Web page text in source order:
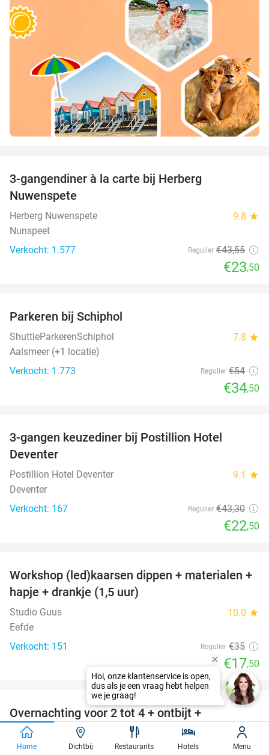
3-gangendiner à la carte bij Herberg
Nuwenspete
Herberg Nuwenspete 9.8 star
Nunspeet
Verkocht: 1.577
Regulier €43,55
€23,50
Parkeren bij Schiphol
ShuttleParkerenSchiphol 7.8 star
Aalsmeer (+1 locatie)
Verkocht: 1.773
Regulier €54
€34,50
3-gangen keuzediner bij Postillion Hotel
Deventer
Postillion Hotel Deventer 9.1 star
Deventer
Verkocht: 167
Regulier €43,30
€22,50
50%
Workshop (led)kaarsen dippen + materialen +
hapje + drankje (1,5 uur)
Studio Guus 10.0 star
Eefde
Verkocht: 151
Regulier €35
€17,50
35%
favorite_border
Overnachting voor 2 tot 4 + ontbijt +
welkomstdrankje + evt. diner in Deventer
Holiday Inn Express & Suites Deventer 9.1star
Home Dichtbij Restaurants Hotels Menu